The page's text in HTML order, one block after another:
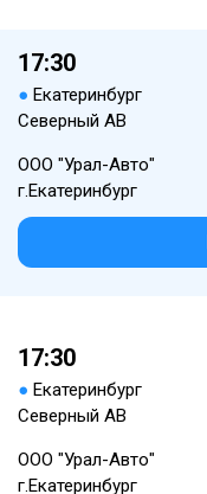
17:30
● Екатеринбург
Северный АВ
ООО "Урал-Авто"
г.Екатеринбург
17:30
● Екатеринбург
Северный АВ
ООО "Урал-Авто"
г.Екатеринбург